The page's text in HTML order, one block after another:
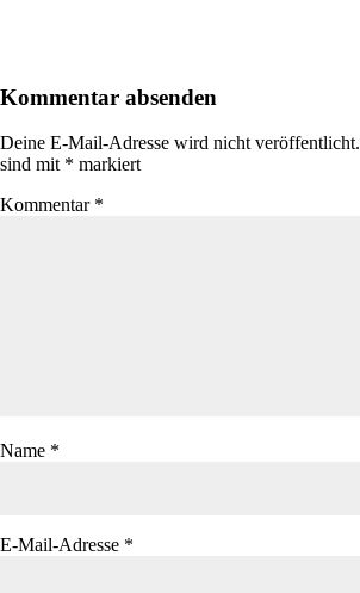
Kommentar absenden
Deine E-Mail-Adresse wird nicht veröffentlicht.
sind mit * markiert
Kommentar *
Name *
E-Mail-Adresse *